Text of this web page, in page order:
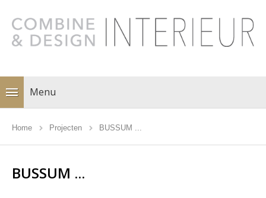
Menu
Home Projecten BUSSUM ...
BUSSUM ...